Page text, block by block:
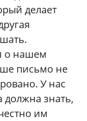
делает
о нашем
письмо не
У нас
должна знать,
им